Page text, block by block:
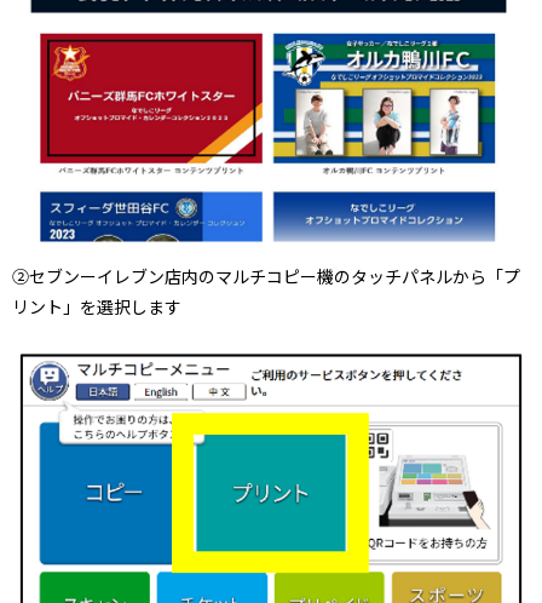
②セブンーイレブン店内のマルチコピー機のタッチパネルから「プ
リント」を選択します